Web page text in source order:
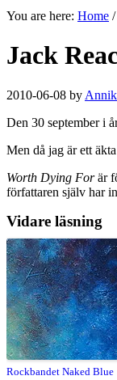
You are here: Home /
Jack
2010-06-08 by
Den 30 september i
Men då jag är ett äkta
Worth Dying Forär
författaren själv har
Vidare läsning
Rockbandet Naked Blue